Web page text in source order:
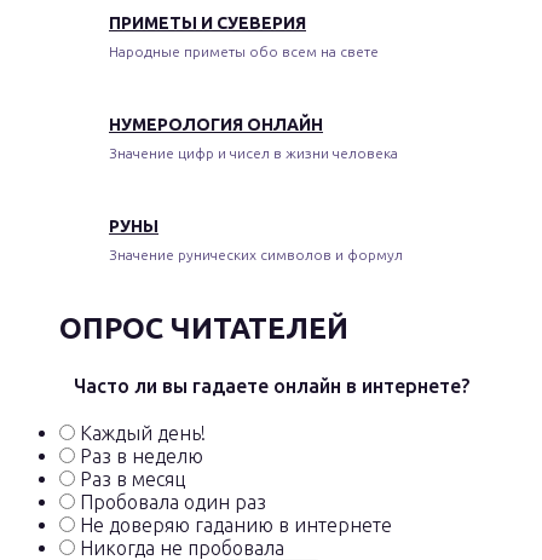
ПРИМЕТЫ И СУЕВЕРИЯ
Народные приметы обо всем на свете
НУМЕРОЛОГИЯ ОНЛАЙН
Значение цифр и чисел в жизни человека
РУНЫ
Значение рунических символов и формул
ОПРОС ЧИТАТЕЛЕЙ
Часто ли вы гадаете онлайн в интернете?
Каждый день!
Раз в неделю
Раз в месяц
Пробовала один раз
Не доверяю гаданию в интернете
Никогда не пробовала